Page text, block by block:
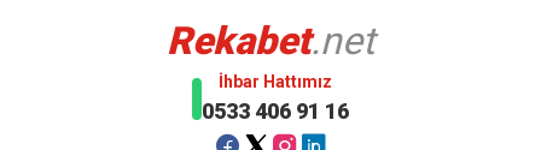
Rekabet.net
İhbar Hattımız
0533 406 91 16